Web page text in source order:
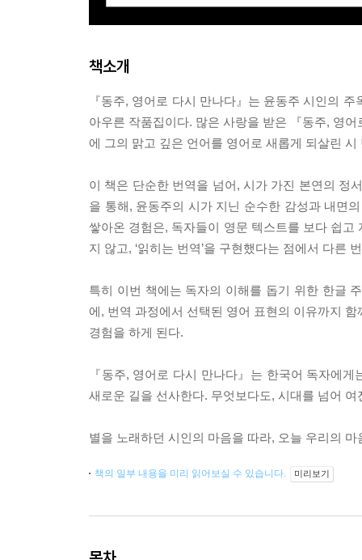
책소개
『동주, 영어로 다시 만나다』는 윤동주 시인의
아우른 작품집이다. 많은 사랑을 받은 『동주, 영
에 그의 맑고 깊은 언어를 영어로 새롭게 되살린 시
이 책은 단순한 번역을 넘어, 시가 가진 본연의 정
을 통해, 윤동주의 시가 지닌 순수한 감성과 내면
쌓아온 경험은, 독자들이 영문 텍스트를 보다 쉽
지 않고, ‘읽히는 번역’을 구현했다는 점에서 다른
특히 이번 책에는 독자의 이해를 돕기 위한 한글
에, 번역 과정에서 선택된 영어 표현의 이유까지
경험을 하게 된다.
『동주, 영어로 다시 만나다』는 한국어 독자에
새로운 길을 선사한다. 무엇보다도, 시대를 넘어
별을 노래하던 시인의 마음을 따라, 오늘 우리의
책의 일부 내용을 미리 읽어보실 수 있습니다. 미리보기